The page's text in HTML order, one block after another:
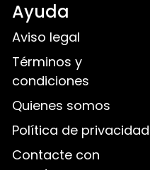
Ayuda
Aviso legal
Términos y
condiciones
Quienes somos
Política de privacidad
Contacte con